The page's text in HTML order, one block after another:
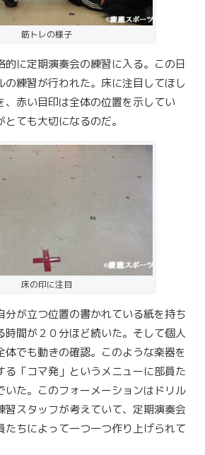
筋トレの様子
的に定期演奏会の練習に入る。この日
の練習が行われた。床に注目してほし
、赤い目印は全体の位置を示してい
ても大切になるのだ。
床の印に注目
分が立つ位置の書かれている紙を持ち
時間が２０分ほど続いた。そして個人
体でも動きの確認。このような楽器を
る「コマ発」というメニューに部員た
いた。このフォーメーションはドリル
習スタッフが考えていて、定期演奏会
たちによって一つ一つ作り上げられて